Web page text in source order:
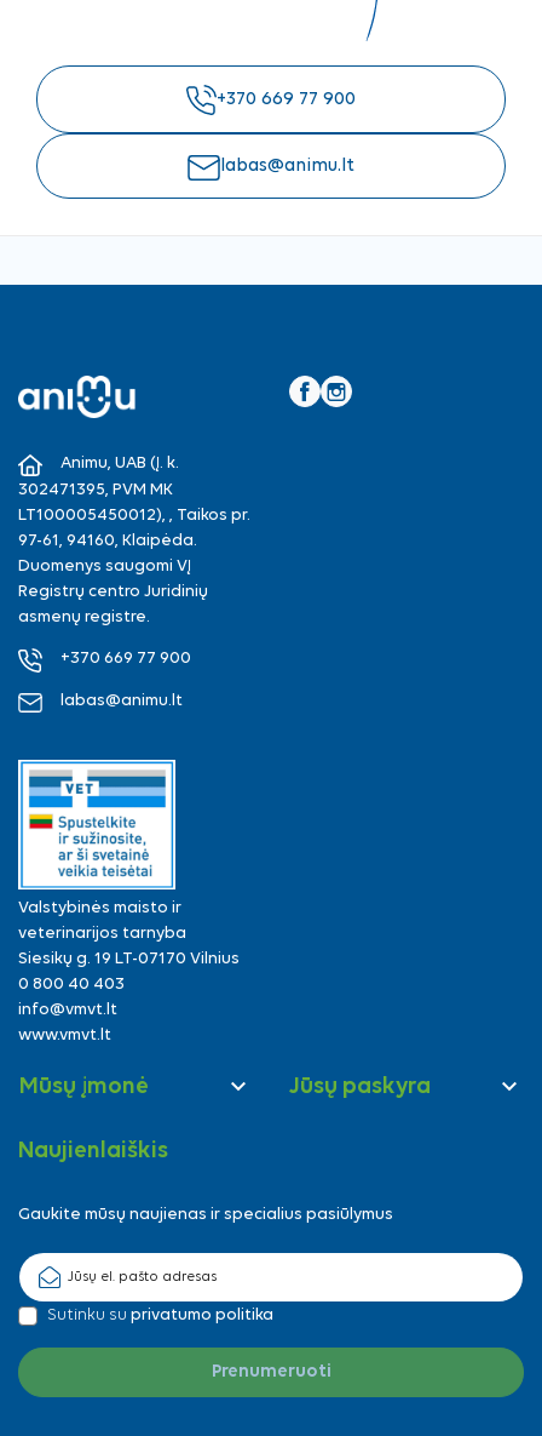
+370 669 77 900
labas@animu.lt
Animu, UAB (Į. k.
302471395, PVM MK
LT100005450012), , Taikos pr.
97-61, 94160, Klaipėda.
Duomenys saugomi VĮ
Registrų centro Juridinių
asmenų registre.
+370 669 77 900
labas@animu.lt
Valstybinės maisto ir
veterinarijos tarnyba
Siesikų g. 19 LT-07170 Vilnius
0 800 40 403
info@vmvt.lt
www.vmvt.lt
Mūsų įmonė  Jūsų paskyra 
Naujienlaiškis
Gaukite mūsų naujienas ir specialius pasiūlymus
Sutinku su privatumo politika